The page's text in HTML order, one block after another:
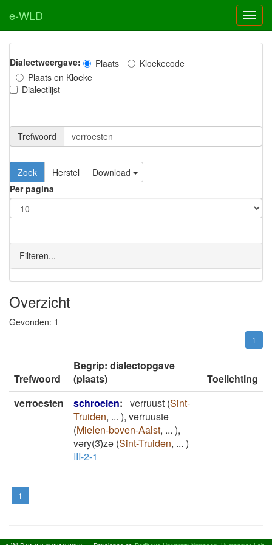
e-WLD
Dialectweergave: Plaats
Kloekecode
Plaats en Kloeke
Dialectlijst
Trefwoord
Download
Per pagina
Filteren...
Overzicht
Gevonden: 1
1
Trefwoord
Begrip: dialectopgave
(plaats)
Toelichting
verroesten
schroeien: verruust (Sint-
Truiden, ... ), verruuste
(Mielen-boven-Aalst, ... ),
vəry(3)̄zə (Sint-Truiden, ... )
III-2-1
1